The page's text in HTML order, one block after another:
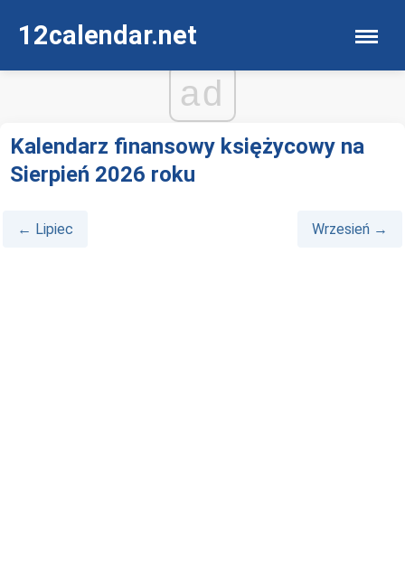
12calendar.net
ad
Kalendarz finansowy księżycowy na
Sierpień 2026 roku
← Lipiec Wrzesień →